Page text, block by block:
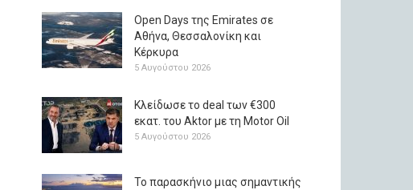
Open Days της Emirates σε
Αθήνα, Θεσσαλονίκη και
Κέρκυρα
5 Αυγούστου 2026
Κλείδωσε το deal των €300
εκατ. του Aktor με τη Μotor Oil
5 Αυγούστου 2026
Το παρασκήνιο μιας σημαντικής